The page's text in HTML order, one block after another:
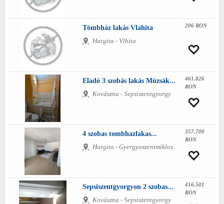
Tömbház lakás Vlahita
Hargita - Vlhita
206 RON
Eladó 3 szobás lakás Múzsák...
Kovászna - Sepsiszentgyorgy
461.826
RON
4 szobas tombhazlakas...
Hargita - Gyergyoszentmiklos
357.700
RON
Sepsiszentgyorgyon 2 szobas...
Kovászna - Sepsiszentgyorgy
416.501
RON